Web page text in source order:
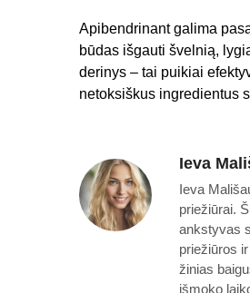
Apibendrinant galima
būdas išgauti švelnią,
derinys – tai puikiai
netoksiškus ingredientus
Ieva
Ieva
priežiūrai.
ankstyvas
priežiūros
žinias
išmoko